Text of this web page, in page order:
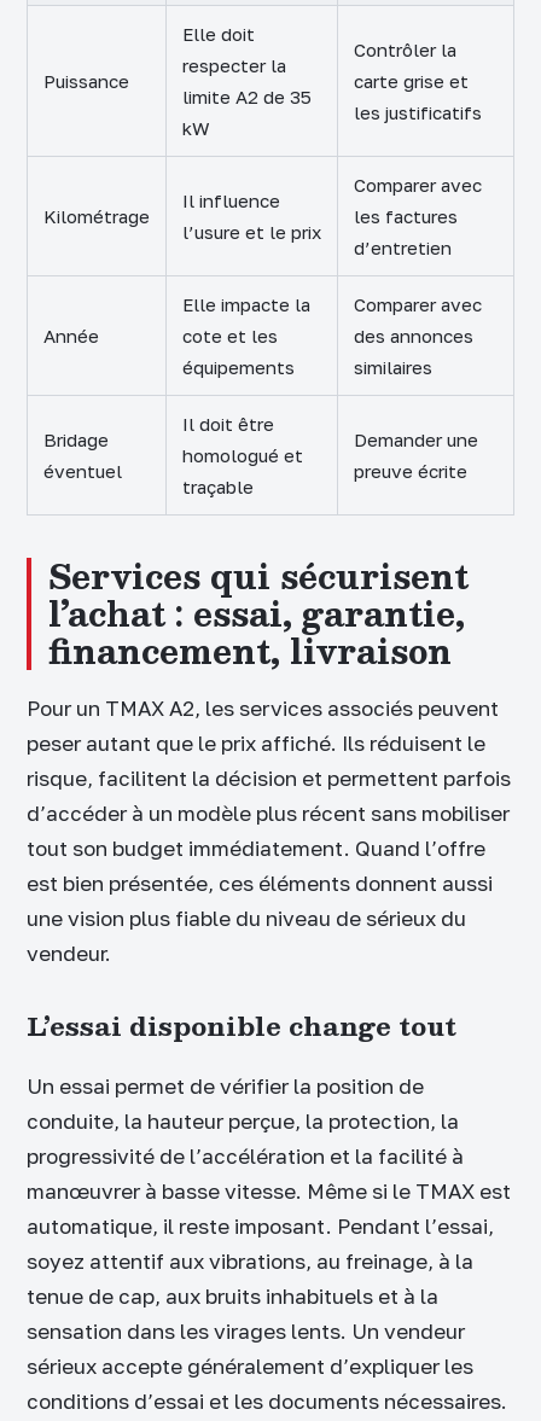
Puissance
Elle doit
respecter la
limite A2 de 35
kW
Contrôler la
carte grise et
les justificatifs
Kilométrage
Il influence
l’usure et le prix
Comparer avec
les factures
d’entretien
Année
Elle impacte la
cote et les
équipements
Comparer avec
des annonces
similaires
Bridage
éventuel
Il doit être
homologué et
traçable
Demander une
preuve écrite
Services qui sécurisent
l’achat : essai, garantie,
financement, livraison
Pour un TMAX A2, les services associés peuvent
peser autant que le prix affiché. Ils réduisent le
risque, facilitent la décision et permettent parfois
d’accéder à un modèle plus récent sans mobiliser
tout son budget immédiatement. Quand l’offre
est bien présentée, ces éléments donnent aussi
une vision plus fiable du niveau de sérieux du
vendeur.
L’essai disponible change tout
Un essai permet de vérifier la position de
conduite, la hauteur perçue, la protection, la
progressivité de l’accélération et la facilité à
manœuvrer à basse vitesse. Même si le TMAX est
automatique, il reste imposant. Pendant l’essai,
soyez attentif aux vibrations, au freinage, à la
tenue de cap, aux bruits inhabituels et à la
sensation dans les virages lents. Un vendeur
sérieux accepte généralement d’expliquer les
conditions d’essai et les documents nécessaires.